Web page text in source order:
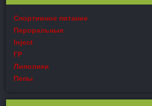
Спортивное питание
Пероральные
Inject
ГР
Липолики
Пепы